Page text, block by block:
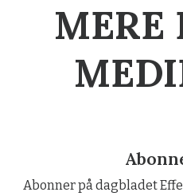
MERE
Abonner på dagbladet